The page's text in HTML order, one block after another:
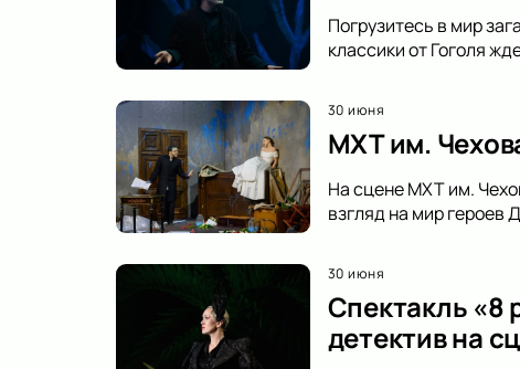
Погрузитесь в мир
классики от Гоголя
30 июня
МХТ им.
На сцене МХТ им.
взгляд на мир героев
30 июня
Спектакль «8
детектив на